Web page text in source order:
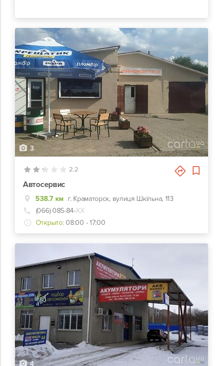
3
2.2
Автосервис
538.7 км г. Краматорск, вулиця Шкільна, 113
(066) 085-84-ХХ
Открыто: 08:00 - 17:00
4